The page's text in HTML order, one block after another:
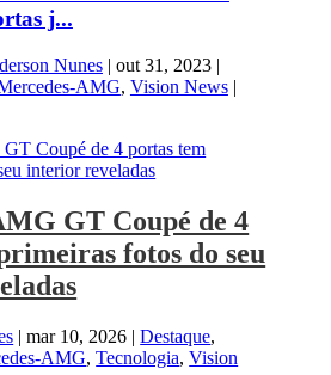
j...
Nunes| out 31, 2023|
AMG, Vision News|
GT Coupé de 4
fotos do seu
|mar 10, 2026 |Destaque,
AMG,Tecnologia,Vision